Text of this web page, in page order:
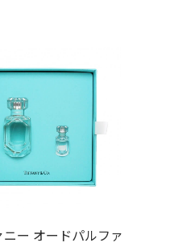
ニー オードパルファ